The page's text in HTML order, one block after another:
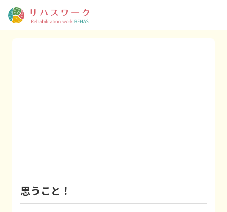
思うこと！